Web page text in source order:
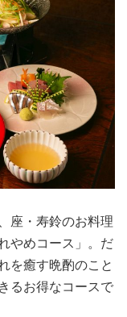
座・寿鈴のお料理
やめコース」。だ
を癒す晩酌のこと
るお得なコースで